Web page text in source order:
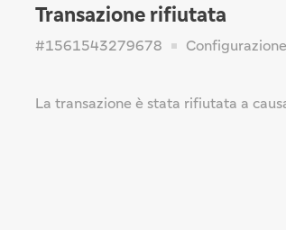
Transazione rifiutata
#1561543279678 Configurazione
La transazione è stata rifiutata a